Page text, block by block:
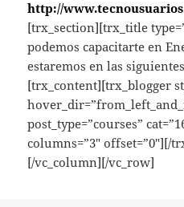
http://
[trx_section][trx_title
podemos capacitarte en
estaremos en las
[trx_content][trx_blogger
post_type=”courses”
columns=”3″ offset=”0″][/
[/vc_column][/vc_row]